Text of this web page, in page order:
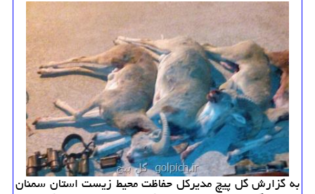
به گزارش گل پیچ مدیركل حفاظت محیط زیست استان سمنان